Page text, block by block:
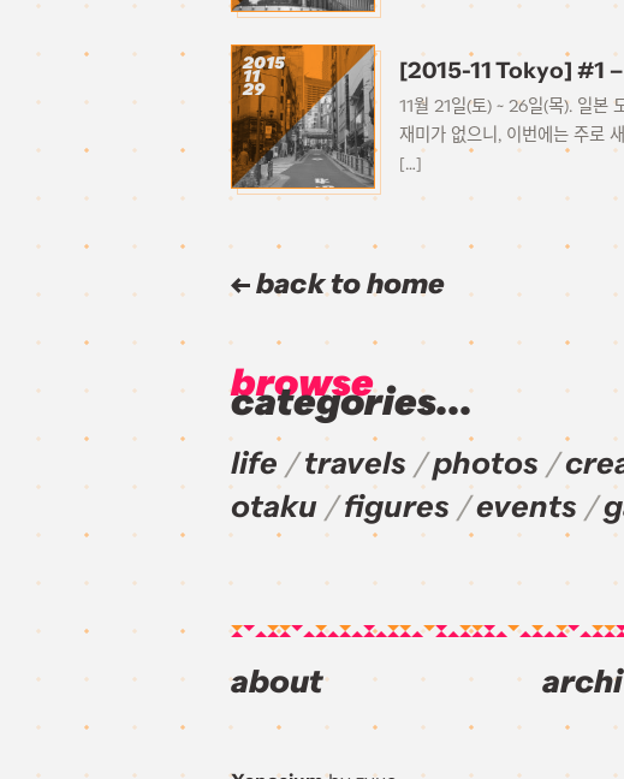
2015
11
29
[2015-11 Tokyo] #1
11월 21일(토) ~ 26일(목). 일본
재미가 없으니, 이번에는 주로
[…]
back to home
browse
categories...
life travels photos
otaku
figures events
about